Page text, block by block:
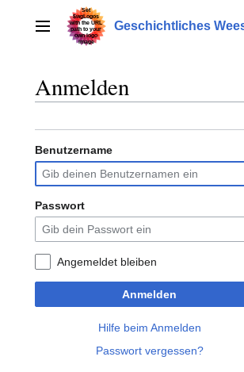
springenHauptmenü Geschichtliches
Anmelden
Benutzername
Passwort
Angemeldet bleiben
Anmelden
Hilfe beim Anmelden
Passwort vergessen?